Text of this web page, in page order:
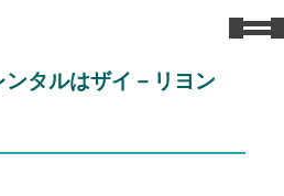
タルはザイ－リヨン